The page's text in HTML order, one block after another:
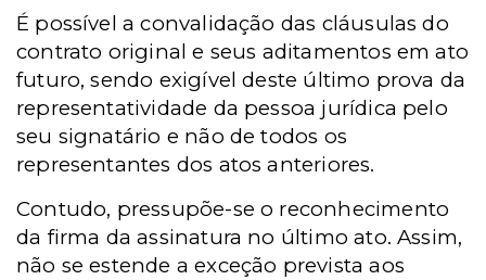
É possível a convalidação das cláusulas do
contrato original e seus aditamentos em ato
futuro, sendo exigível deste último prova da
representatividade da pessoa jurídica pelo
seu signatário e não de todos os
representantes dos atos anteriores.
Contudo, pressupõe-se o reconhecimento
da firma da assinatura no último ato. Assim,
não se estende a exceção prevista aos